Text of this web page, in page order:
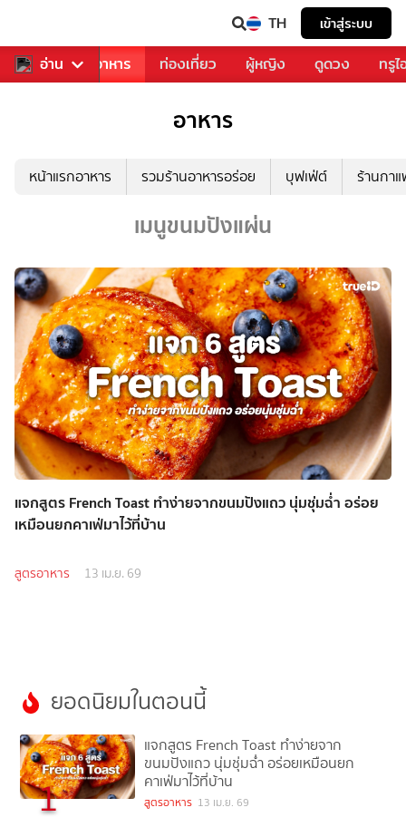
TH เข้าสู่ระบบ
อ่าน
การเพลง อาหาร ท่องเที่ยว ผู้หญิง ดูดวง ทรู
อาหาร
หน้าแรกอาหาร รวมร้านอาหารอร่อย บุฟเฟ่ต์ ร้านกา
เมนูขนมปังแผ่น
แจกสูตร French Toast ทำง่ายจากขนมปังแถว นุ่มชุ่มฉ่ำ อร่อย
เหมือนยกคาเฟ่มาไว้ที่บ้าน
สูตรอาหาร 13 เม.ย. 69
ยอดนิยมในตอนนี้
1
แจกสูตร French Toast ทำง่ายจาก
ขนมปังแถว นุ่มชุ่มฉ่ำ อร่อยเหมือนยก
คาเฟ่มาไว้ที่บ้าน
สูตรอาหาร 13 เม.ย. 69